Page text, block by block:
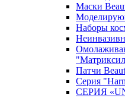
Маски
Наборы
Патчи
Серия
СЕРИЯ